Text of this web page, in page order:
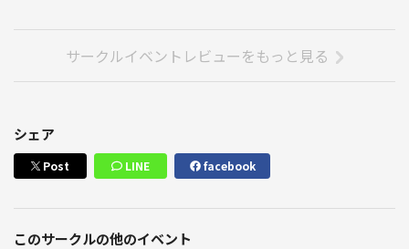
サークルイベントレビューをもっと見る
シェア
Post LINE facebook
このサークルの他のイベント